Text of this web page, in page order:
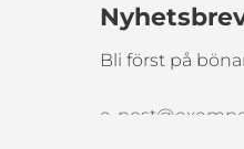
Bli först på